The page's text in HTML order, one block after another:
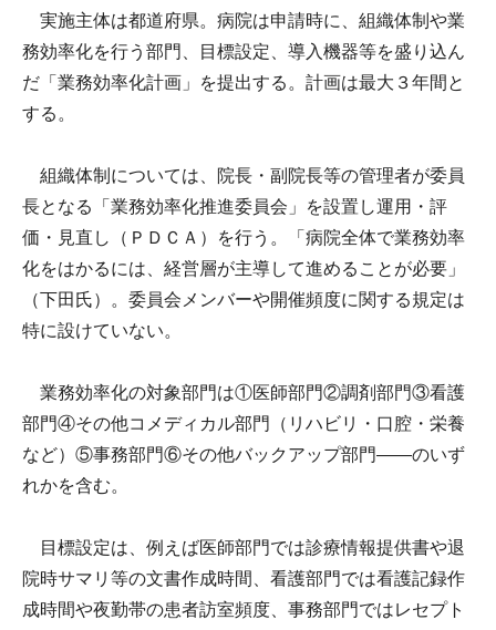
実施主体は都道府県。病院は申請時に、組織体制や業
務効率化を行う部門、目標設定、導入機器等を盛り込ん
だ「業務効率化計画」を提出する。計画は最大３年間と
する。
組織体制については、院長・副院長等の管理者が委員
長となる「業務効率化推進委員会」を設置し運用・評
価・見直し（ＰＤＣＡ）を行う。「病院全体で業務効率
化をはかるには、経営層が主導して進めることが必要」
（下田氏）。委員会メンバーや開催頻度に関する規定は
特に設けていない。
業務効率化の対象部門は①医師部門②調剤部門③看護
部門④その他コメディカル部門（リハビリ・口腔・栄養
など）⑤事務部門⑥その他バックアップ部門――のいず
れかを含む。
目標設定は、例えば医師部門では診療情報提供書や退
院時サマリ等の文書作成時間、看護部門では看護記録作
成時間や夜勤帯の患者訪室頻度、事務部門ではレセプト